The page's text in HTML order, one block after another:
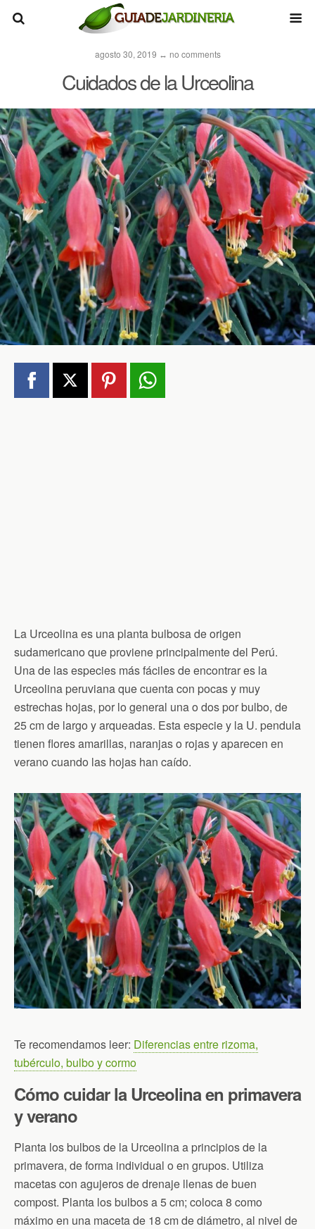
agosto 30, 2019 ↔ no comments
Cuidados de la Urceolina
La Urceolina es una planta bulbosa de origen
sudamericano que proviene principalmente del Perú.
Una de las especies más fáciles de encontrar es la
Urceolina peruviana que cuenta con pocas y muy
estrechas hojas, por lo general una o dos por bulbo, de
25 cm de largo y arqueadas. Esta especie y la U. pendula
tienen flores amarillas, naranjas o rojas y aparecen en
verano cuando las hojas han caído.
Te recomendamos leer: Diferencias entre rizoma,
tubérculo, bulbo y cormo
Cómo cuidar la Urceolina en primavera
y verano
Planta los bulbos de la Urceolina a principios de la
primavera, de forma individual o en grupos. Utiliza
macetas con agujeros de drenaje llenas de buen
compost. Planta los bulbos a 5 cm; coloca 8 como
máximo en una maceta de 18 cm de diámetro, al nivel de